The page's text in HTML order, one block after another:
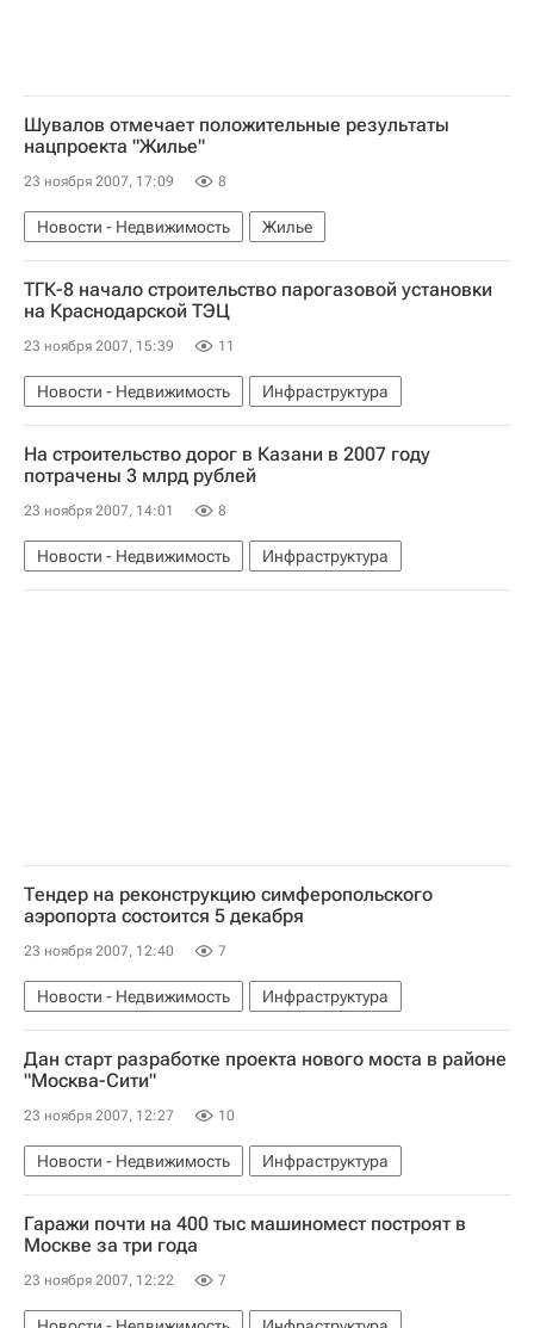
Шувалов отмечает положительные результаты
нацпроекта "Жилье"
23 ноября 2007, 17:09 8
Новости - Недвижимость Жилье
ТГК-8 начало строительство парогазовой установки
на Краснодарской ТЭЦ
23 ноября 2007, 15:39 11
Новости - Недвижимость Инфраструктура
На строительство дорог в Казани в 2007 году
потрачены 3 млрд рублей
23 ноября 2007, 14:01 8
Новости - Недвижимость Инфраструктура
Тендер на реконструкцию симферопольского
аэропорта состоится 5 декабря
23 ноября 2007, 12:40 7
Новости - Недвижимость Инфраструктура
Дан старт разработке проекта нового моста в районе
"Москва-Сити"
23 ноября 2007, 12:27 10
Новости - Недвижимость Инфраструктура
Гаражи почти на 400 тыс машиномест построят в
Москве за три года
23 ноября 2007, 12:22 7